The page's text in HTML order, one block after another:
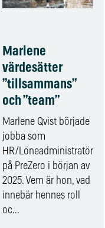
Marlene
värdesätter
”tillsammans”
och ”team”
Marlene Qvist började
jobba som
HR/Löneadministratör
på PreZero i början av
2025. Vem är hon, vad
innebär hennes roll
oc...